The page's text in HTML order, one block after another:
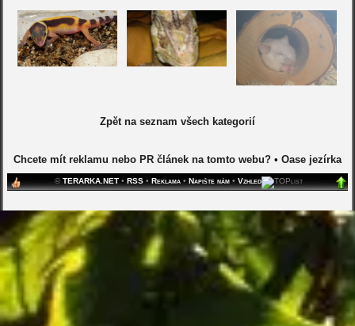
Zpět na seznam všech kategorií
Chcete mít reklamu nebo PR článek na tomto webu?• Oase jezírka
©TERARKA.NET• RSS• Reklama• Napište nám• Vzhled